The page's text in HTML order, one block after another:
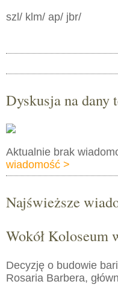
szl/ klm/ ap/ jbr/
Dyskusja na dany
Aktualnie brak
wiadomość >
Najświeższe
Wokół Koloseum
Decyzję o budowie
Rosaria Barbera,